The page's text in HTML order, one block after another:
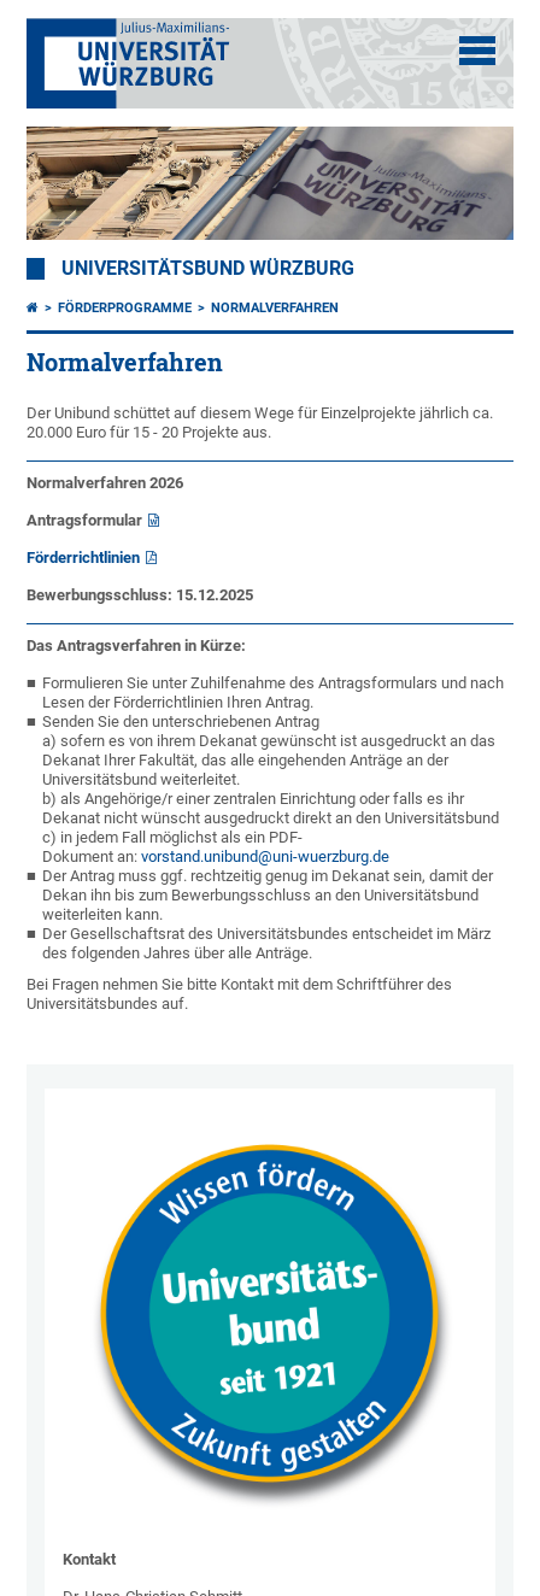
UNIVERSITÄTSBUND WÜRZBURG
FÖRDERPROGRAMME NORMALVERFAHREN
Normalverfahren
Der Unibund schüttet auf diesem Wege für Einzelprojekte jährlich ca.
20.000 Euro für 15 - 20 Projekte aus.
Normalverfahren 2026
Antragsformular
Förderrichtlinien
Bewerbungsschluss: 15.12.2025
Das Antragsverfahren in Kürze:
Formulieren Sie unter Zuhilfenahme des Antragsformulars und nach
Lesen der Förderrichtlinien Ihren Antrag.
Senden Sie den unterschriebenen Antrag
a) sofern es von ihrem Dekanat gewünscht ist ausgedruckt an das
Dekanat Ihrer Fakultät, das alle eingehenden Anträge an der
Universitätsbund weiterleitet.
b) als Angehörige/r einer zentralen Einrichtung oder falls es ihr
Dekanat nicht wünscht ausgedruckt direkt an den Universitätsbund
c) in jedem Fall möglichst als ein PDF-
Dokument an:vorstand.unibund@uni-wuerzburg.de
Der Antrag muss ggf. rechtzeitig genug im Dekanat sein, damit der
Dekan ihn bis zum Bewerbungsschluss an den Universitätsbund
weiterleiten kann.
Der Gesellschaftsrat des Universitätsbundes entscheidet im März
des folgenden Jahres über alle Anträge.
Bei Fragen nehmen Sie bitte Kontakt mit dem Schriftführer des
Universitätsbundes auf.
Kontakt